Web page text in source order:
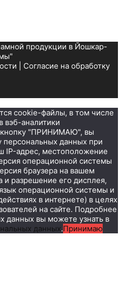
продукции в Йошкар-
Согласие на обработку
cookie-файлы, в том числе
вэб-аналитики
кнопку "ПРИНИМАЮ", вы
персональных данных при
IP-адрес, местоположение
операционной системы
браузера на вашем
и разрешение его дисплея,
операционной системы и
в интернете) в целях
на сайте. Подробнее
данных вы можете узнать в
данных.Принимаю